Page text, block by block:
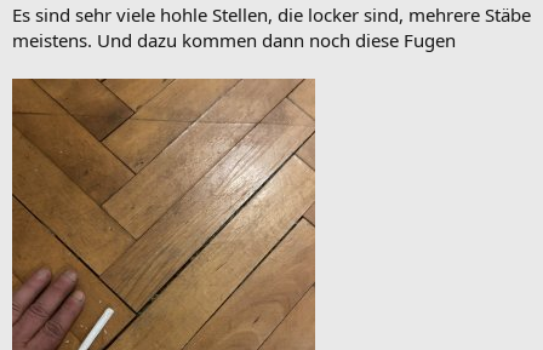
Es sind sehr viele hohle Stellen, die locker sind, mehrere Stäbe
meistens. Und dazu kommen dann noch diese Fugen